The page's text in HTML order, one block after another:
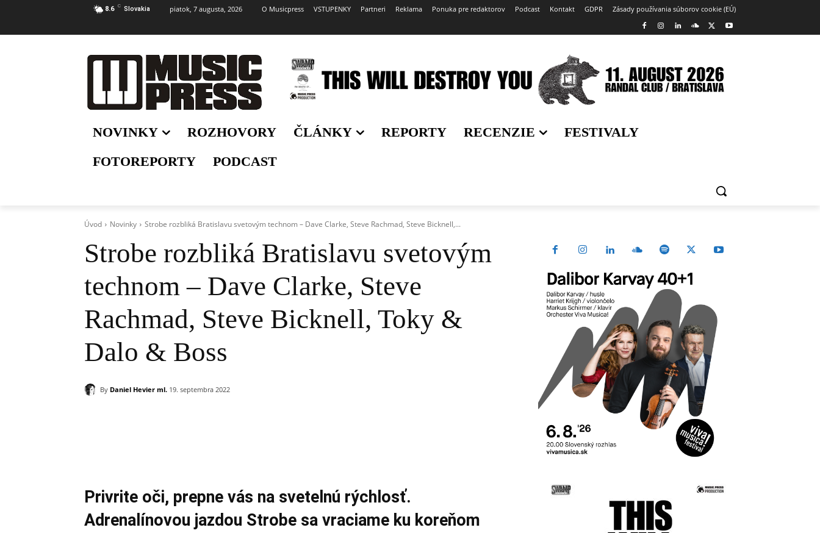
8.6 C Slovakia piatok, 7 augusta, 2026 O Musicpress VSTUPENKY Partneri Reklama Ponuka pre redaktorov Podcast Kontakt GDPR Zásady používania súborov cookie (EÚ)
NOVINKY ROZHOVORY ČLÁNKY REPORTY RECENZIE
FESTIVALY
FOTOREPORTY
PODCAST
Úvod Novinky Strobe rozbliká Bratislavu svetovým technom – Dave Clarke, Steve Rachmad, Steve Bicknell,...
Strobe rozbliká Bratislavu svetovým
technom – Dave Clarke, Steve
Rachmad, Steve Bicknell, Toky &
Dalo & Boss
By Daniel Hevier ml. 19. septembra 2022
Privrite oči, prepne vás na svetelnú rýchlosť.
Adrenalínovou jazdou Strobe sa vraciame ku koreňom